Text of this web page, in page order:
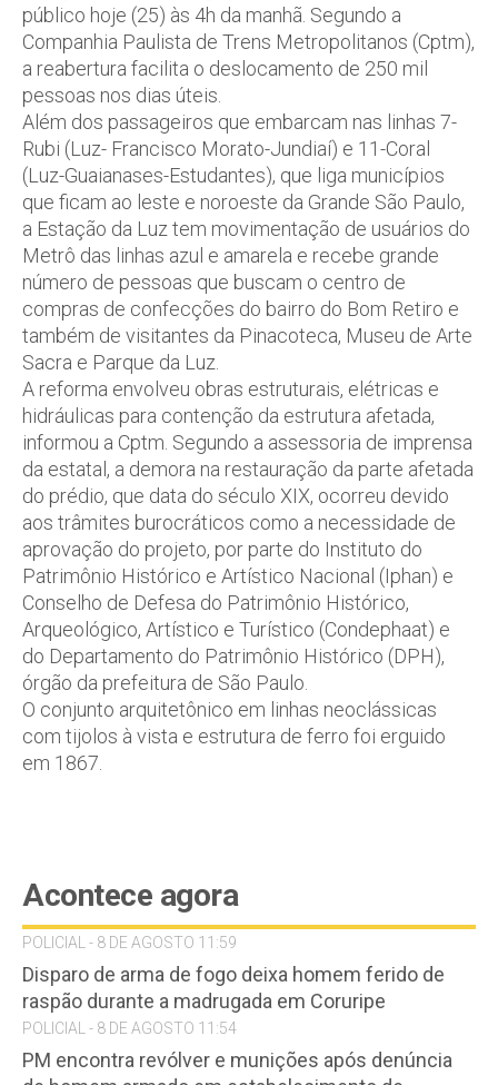
público hoje (25) às 4h da manhã. Segundo a
Companhia Paulista de Trens Metropolitanos (Cptm),
a reabertura facilita o deslocamento de 250 mil
pessoas nos dias úteis.
Além dos passageiros que embarcam nas linhas 7-
Rubi (Luz- Francisco Morato-Jundiaí) e 11-Coral
(Luz-Guaianases-Estudantes), que liga municípios
que ficam ao leste e noroeste da Grande São Paulo,
a Estação da Luz tem movimentação de usuários do
Metrô das linhas azul e amarela e recebe grande
número de pessoas que buscam o centro de
compras de confecções do bairro do Bom Retiro e
também de visitantes da Pinacoteca, Museu de Arte
Sacra e Parque da Luz.
A reforma envolveu obras estruturais, elétricas e
hidráulicas para contenção da estrutura afetada,
informou a Cptm. Segundo a assessoria de imprensa
da estatal, a demora na restauração da parte afetada
do prédio, que data do século XIX, ocorreu devido
aos trâmites burocráticos como a necessidade de
aprovação do projeto, por parte do Instituto do
Patrimônio Histórico e Artístico Nacional (Iphan) e
Conselho de Defesa do Patrimônio Histórico,
Arqueológico, Artístico e Turístico (Condephaat) e
do Departamento do Patrimônio Histórico (DPH),
órgão da prefeitura de São Paulo.
O conjunto arquitetônico em linhas neoclássicas
com tijolos à vista e estrutura de ferro foi erguido
em 1867.
Acontece agora
POLICIAL - 8 DE AGOSTO 11:59
Disparo de arma de fogo deixa homem ferido de
raspão durante a madrugada em Coruripe
POLICIAL - 8 DE AGOSTO 11:54
PM encontra revólver e munições após denúncia